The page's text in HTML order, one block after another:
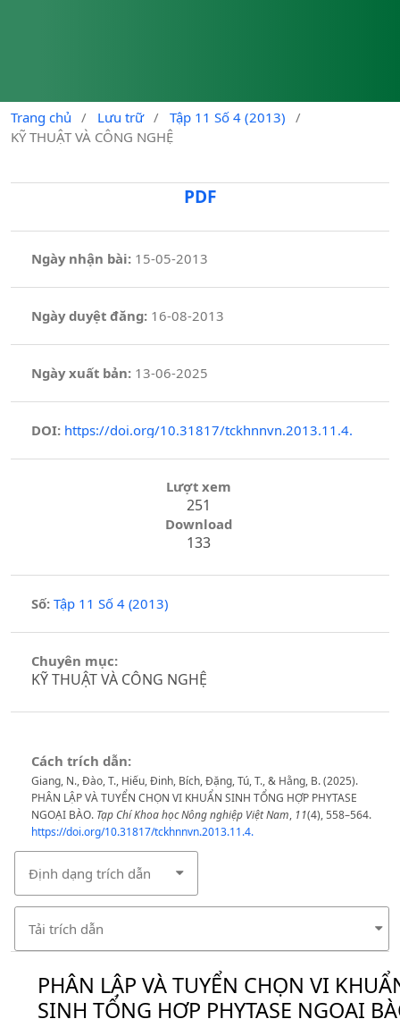
Trang chủ / Lưu trữ / Tập 11 Số 4 (2013)
/
KỸ THUẬT VÀ CÔNG NGHỆ
PDF
Ngày nhận bài: 15-05-2013
Ngày duyệt đăng:16-08-2013
Ngày xuất bản: 13-06-2025
DOI: https://doi.org/10.31817/tckhnnvn.2013.11.4.
Lượt xem
251
Download
133
Số: Tập 11 Số 4 (2013)
Chuyên mục:
KỸ THUẬT VÀ CÔNG NGHỆ
Cách trích dẫn:
Giang, N., Đào, T., Hiếu, Đinh, Bích, Đặng, Tú, T., & Hằng, B. (2025).
PHÂN LẬP VÀ TUYỂN CHỌN VI KHUẨN SINH TỔNG HỢP PHYTASE
NGOẠI BÀO. Tạp Chí Khoa học Nông nghiệp Việt Nam, 11(4), 558–564.
https://doi.org/10.31817/tckhnnvn.2013.11.4.
Định dạng trích dẫn
Tải trích dẫn
PHÂN LẬP VÀ TUYỂN CHỌN VI
SINH TỔNG HỢP PHYTASE NGOẠI